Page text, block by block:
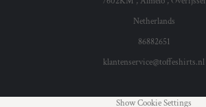
Netherlands
86882651
klantenservice@toffeshirts.nl
Show Cookie Settings